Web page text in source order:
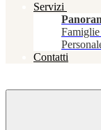
Servizi
Famiglie
Contatti